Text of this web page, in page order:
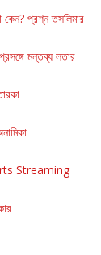
কেন? প্রশ্ন তসলিমার
মন্তব্য লতার
Streaming